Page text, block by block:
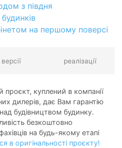
з півдня
на першому поверсі
версії реалізації
проєкт, куплений в компанії
дилерів, дає Вам гарантію
над будівництвом будинку.
безкоштовно
на будь-якому етапі
в оригінальності проєкту!